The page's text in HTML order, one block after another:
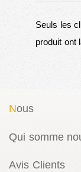
Seuls les
produit ont
Nous
Qui somme
Avis Clients